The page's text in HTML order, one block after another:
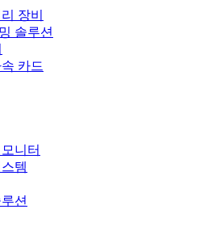
장비
솔루션
카드
니터
템
션